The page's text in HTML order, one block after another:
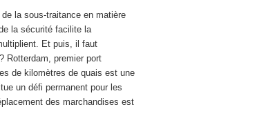
de la sous-traitance en matière
la sécurité facilite la
Et puis, il faut
Rotterdam, premier port
de kilomètres de quais est une
un défi permanent pour les
des marchandises est